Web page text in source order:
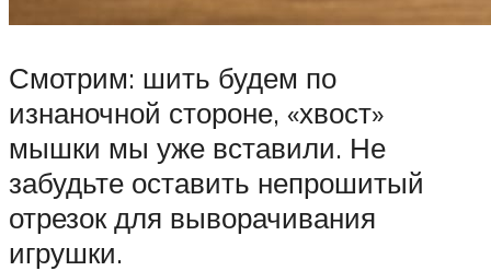
Смотрим: шить будем по
изнаночной стороне, «хвост»
мышки мы уже вставили. Не
забудьте оставить непрошитый
отрезок для выворачивания
игрушки.